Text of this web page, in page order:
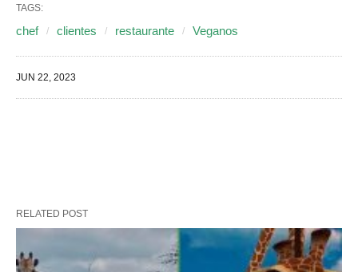
TAGS:
chef clientes restaurante Veganos
JUN 22, 2023
RELATED POST